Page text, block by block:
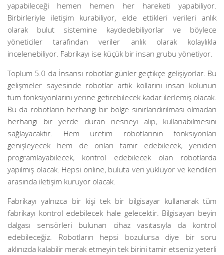
yapabileceği hemen hemen her hareketi yapabiliyor.
Birbirleriyle iletişim kurabiliyor, elde ettikleri verileri anlık
olarak bulut sistemine kaydedebiliyorlar ve böylece
yöneticiler tarafından veriler anlık olarak kolaylıkla
incelenebiliyor. Fabrikayı ise küçük bir insan grubu yönetiyor.
Toplum 5.0 da İnsansı robotlar günler geçtikçe gelişiyorlar. Bu
gelişmeler sayesinde robotlar artık kollarını insan kolunun
tüm fonksiyonlarını yerine getirebilecek kadar ilerlemiş olacak.
Bu da robotların herhangi bir bölge sınırlandırılması olmadan
herhangi bir yerde duran nesneyi alıp, kullanabilmesini
sağlayacaktır. Hem üretim robotlarının fonksiyonları
genişleyecek hem de onları tamir edebilecek, yeniden
programlayabilecek, kontrol edebilecek olan robotlarda
yapılmış olacak. Hepsi online, buluta veri yüklüyor ve kendileri
arasında iletişim kuruyor olacak.
Fabrikayı yalnızca bir kişi tek bir bilgisayar kullanarak tüm
fabrikayı kontrol edebilecek hale gelecektir. Bilgisayarı beyin
dalgası sensörleri bulunan cihaz vasıtasıyla da kontrol
edebileceğiz. Robotların hepsi bozulursa diye bir soru
aklınızda kalabilir merak etmeyin tek birini tamir etseniz yeterli